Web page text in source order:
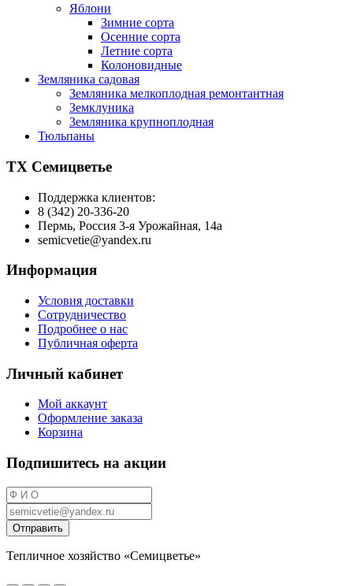
Яблони
Зимние сорта
Осенние сорта
Летние сорта
Колоновидные
Земляника садовая
Земляника мелкоплодная ремонтантная
Земклуника
Земляника крупноплодная
Тюльпаны
ТХ Семицветье
Поддержка клиентов:
8 (342) 20-336-20
Пермь, Россия 3-я Урожайная, 14а
semicvetie@yandex.ru
Информация
Условия доставки
Сотрудничество
Подробнее о нас
Публичная оферта
Личный кабинет
Мой аккаунт
Оформление заказа
Корзина
Подпишитесь на акции
Отправить
Тепличное хозяйство «Семицветье»